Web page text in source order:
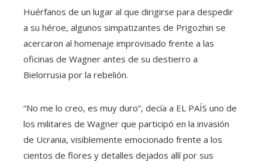
Huérfanos de un lugar al que dirigirse para despedir
a su héroe, algunos simpatizantes de Prigozhin se
acercaron al homenaje improvisado frente a las
oficinas de Wagner antes de su destierro a
Bielorrusia por la rebelión.
“No me lo creo, es muy duro”, decía a EL PAÍS uno de
los militares de Wagner que participó en la invasión
de Ucrania, visiblemente emocionado frente a los
cientos de flores y detalles dejados allí por sus